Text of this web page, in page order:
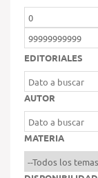
EDITORIALES
AUTOR
MATERIA